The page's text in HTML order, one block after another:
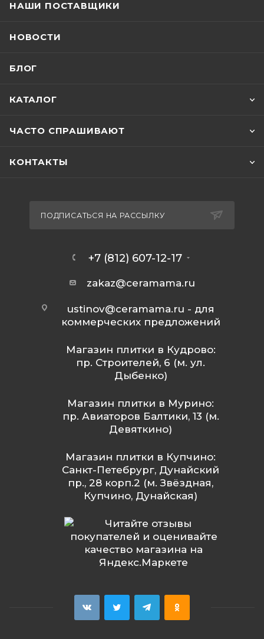
НАШИ ПОСТАВЩИКИ
НОВОСТИ
БЛОГ
КАТАЛОГ
ЧАСТО СПРАШИВАЮТ
КОНТАКТЫ
ПОДПИСАТЬСЯ НА РАССЫЛКУ
+7 (812) 607-12-17
zakaz@ceramama.ru
ustinov@ceramama.ru - для
коммерческих предложений
Магазин плитки в Кудрово:
пр. Строителей, 6 (м. ул.
Дыбенко)
Магазин плитки в Мурино:
пр. Авиаторов Балтики, 13 (м.
Девяткино)
Магазин плитки в Купчино:
Санкт-Петебрург, Дунайский
пр., 28 корп.2 (м. Звёздная,
Купчино, Дунайская)